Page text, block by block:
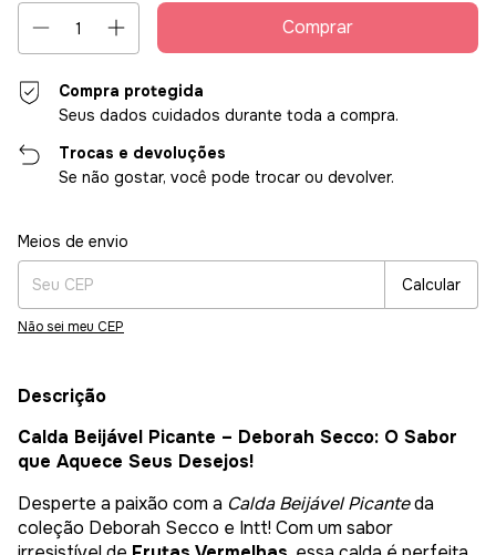
Compra protegida
Seus dados cuidados durante toda a compra.
Trocas e devoluções
Se não gostar, você pode trocar ou devolver.
Entregas para o CEP:
Meios de envio
Calcular
Não sei meu CEP
Descrição
Calda Beijável Picante – Deborah Secco: O Sabor
que Aquece Seus Desejos!
Desperte a paixão com a Calda Beijável Picanteda
coleção Deborah Secco e Intt! Com um sabor